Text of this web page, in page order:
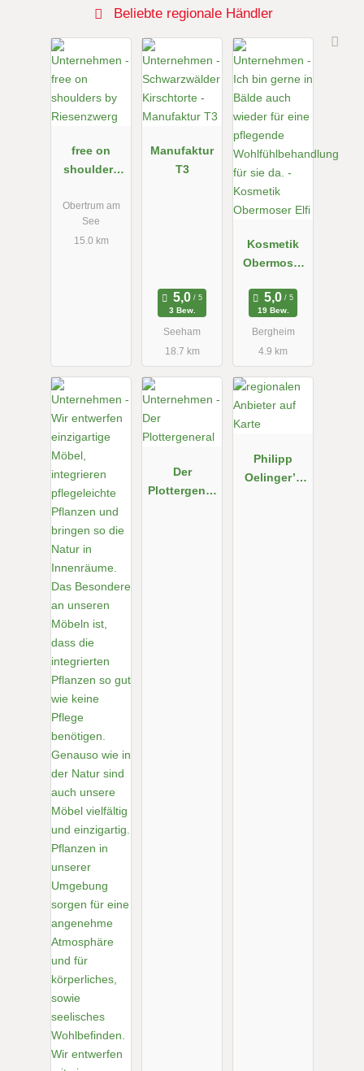
Beliebte regionale Händler
free on
shoulders
Riesenzwerg
Obertrum am
See
15.0 km
Manufaktur
T3
3 Bew.
Seeham
18.7 km
Kosmetik
Obermoser
19 Bew.
Bergheim
4.9 km
Der
Plottergener
Philipp
Oelinger’s